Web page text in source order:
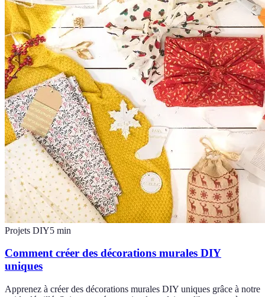
Projets DIY5 min
Comment créer des décorations murales DIY
uniques
Apprenez à créer des décorations murales DIY uniques grâce à notre